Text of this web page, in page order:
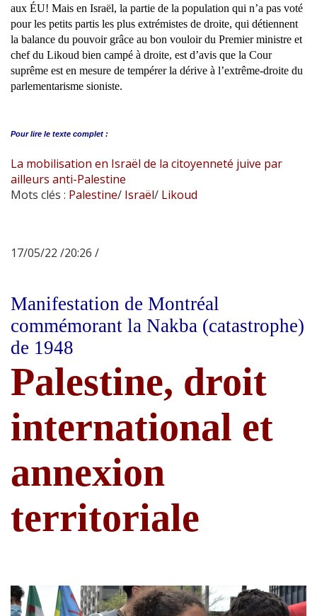
aux ÉU! Mais en Israël, la partie de la population qui n’a pas voté
pour les petits partis les plus extrémistes de droite, qui détiennent
la balance du pouvoir grâce au bon vouloir du Premier ministre et
chef du Likoud bien campé à droite, est d’avis que la Cour
suprême est en mesure de tempérer la dérive à l’extrême-droite du
parlementarisme sioniste.
Pour lire le texte complet :
La mobilisation en Israël de la citoyenneté juive par
ailleurs anti-Palestine
Mots clés : Palestine/ Israël/ Likoud
17/05/22 /20:26 /
Manifestation de Montréal
commémorant la Nakba (catastrophe)
de 1948
Palestine, droit
international et
annexion
territoriale